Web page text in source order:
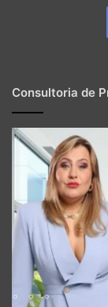
Consultoria de